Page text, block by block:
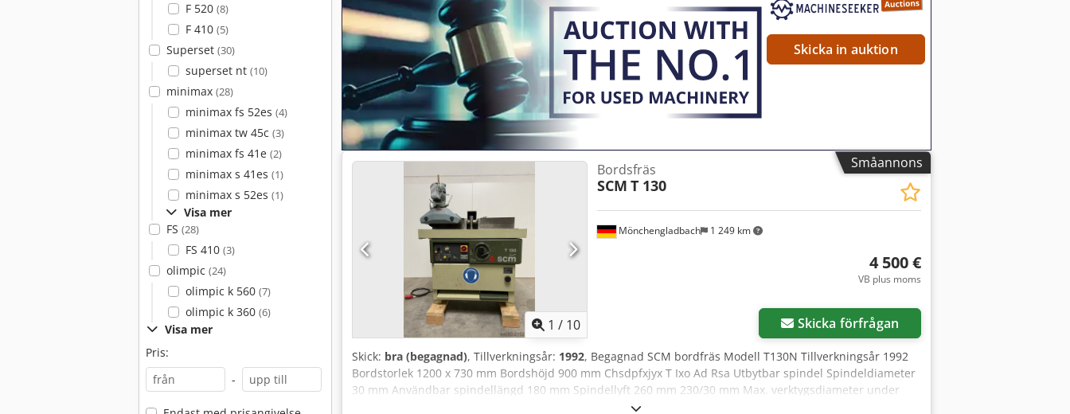
F 520 (8)
F 410 (5)
Superset (30)
superset nt (10)
minimax (28)
minimax fs 52es (4)
minimax tw 45c (3)
minimax fs 41e (2)
minimax s 41es (1)
minimax s 52es (1)
Visa mer
FS (28)
FS 410 (3)
olimpic (24)
olimpic k 560 (7)
olimpic k 360 (6)
Visa mer
Pris:
-
Skicka in auktion
Småannons
1 / 10
Mönchengladbach 1 249 km
Bordsfräs
SCM T 130
4 500 €
VB plus moms
Skicka förfrågan
Skick: bra (begagnad), Tillverkningsår: 1992, Begagnad SCM bordfräs Modell T130N Tillverkningsår 1992
Bordstorlek 1200 x 730 mm Bordshöjd 900 mm Chsdpfxjyx T Ixo Ad Rsa Utbytbar spindel Spindeldiameter
30 mm Användbar spindellängd 180 mm Spindellyft 260 mm 230/30 mm Max. verktygsdiameter under
bord 320x90 mm Finjusterbart fräsanslag med stålanslagshalvor Motor 4 kW / 400 V Varvtal 3-4,5-6-8-